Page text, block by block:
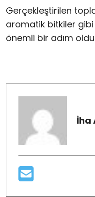
Gerçekleştirilen
aromatik bitkiler
önemli bir adım
İha